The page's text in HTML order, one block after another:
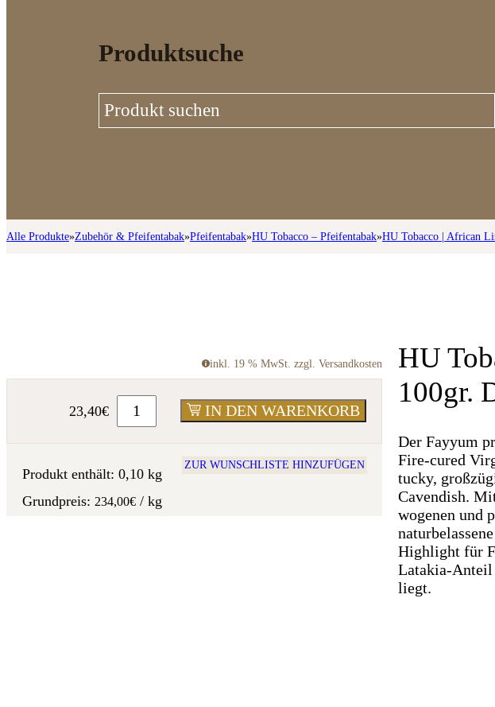
Produktsuche
Alle Produkte»Zubehör & Pfeifentabak»Pfeifentabak»HU Tobacco – Pfeifentabak»HU Tobacco | African
inkl. 19 % MwSt. zzgl. Versandkosten
23,40€ IN DEN WARENKORB
Produkt enthält: 0,10 kg
234,00€/ kg
ZUR WUNSCHLISTE HINZUFÜGEN
HU
100gr.
Der Fayyum
Fire-cured
tucky,
Cavendish.
wogenen und
Highlight für
Latakia-Anteil
liegt.